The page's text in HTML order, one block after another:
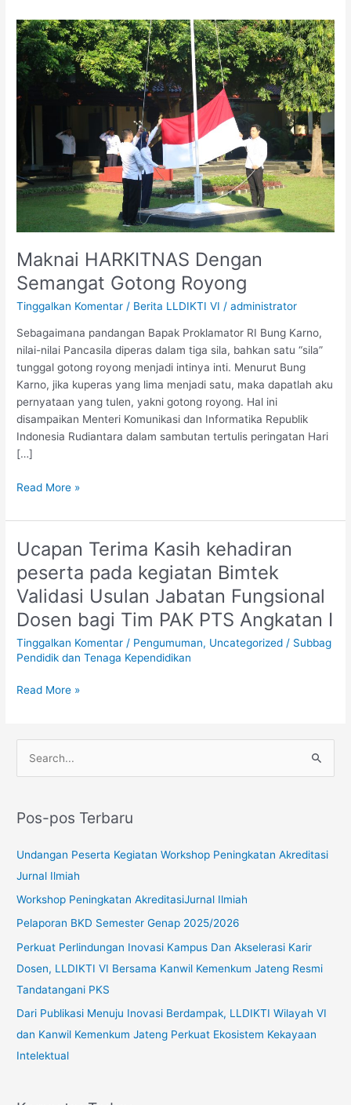
Maknai HARKITNAS Dengan
Semangat Gotong Royong
Tinggalkan Komentar / Berita LLDIKTI VI /administrator
Sebagaimana pandangan Bapak Proklamator RI Bung Karno,
nilai-nilai Pancasila diperas dalam tiga sila, bahkan satu “sila”
tunggal gotong royong menjadi intinya inti. Menurut Bung
Karno, jika kuperas yang lima menjadi satu, maka dapatlah aku
pernyataan yang tulen, yakni gotong royong. Hal ini
disampaikan Menteri Komunikasi dan Informatika Republik
Indonesia Rudiantara dalam sambutan tertulis peringatan Hari
[…]
Maknai
HARKITNAS
Dengan
Semangat
Gotong
Read More »
Ucapan Terima Kasih kehadiran
peserta pada kegiatan Bimtek
Validasi Usulan Jabatan Fungsional
Dosen bagi Tim PAK PTS Angkatan I
Tinggalkan Komentar / Pengumuman, Uncategorized / Subbag
Pendidik dan Tenaga Kependidikan
Ucapan
Kasih
kehadiran
peserta
kegiatan
Bimtek
Validasi
Dosen
PTS
I
Read More »
i
k
:
Pos-pos Terbaru
Undangan Peserta Kegiatan Workshop Peningkatan Akreditasi
Jurnal Ilmiah
Workshop Peningkatan AkreditasiJurnal Ilmiah
Pelaporan BKD Semester Genap 2025/2026
Perkuat Perlindungan Inovasi Kampus Dan Akselerasi Karir
Dosen, LLDIKTI VI Bersama Kanwil Kemenkum Jateng Resmi
Tandatangani PKS
Dari Publikasi Menuju Inovasi Berdampak, LLDIKTI Wilayah VI
dan Kanwil Kemenkum Jateng Perkuat Ekosistem Kekayaan
Intelektual